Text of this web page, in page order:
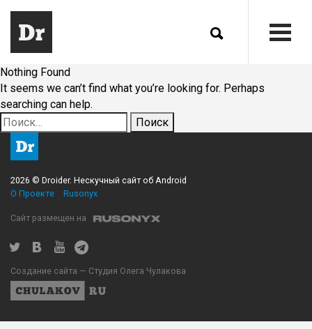
Nothing Found
It seems we can’t find what you’re looking for. Perhaps
searching can help.
Найти:
2026 © Droider. Нескучный сайт об Android
О Проекте
Rusonyx
Сайт размещен на
Создание сайта — Студия Олега Чулакова